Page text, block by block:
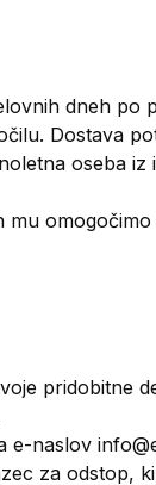
dneh
Dostava
oseba
pridobitne
e-naslov
za odstop,